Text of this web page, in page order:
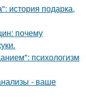
история подарка,
почему
психологизм
- ваше